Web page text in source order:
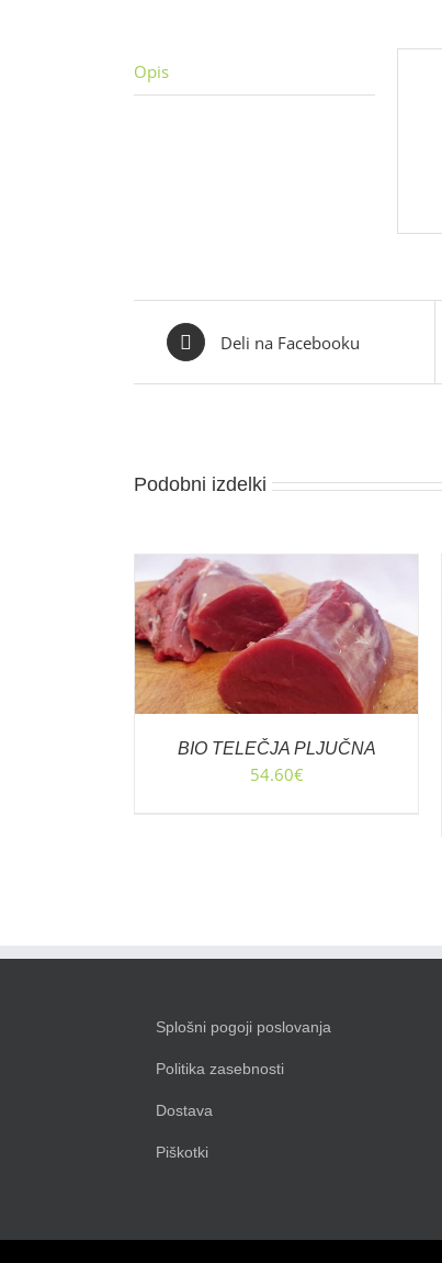
Opis
Deli na Facebooku
Podobni izdelki
BIO TELEČJA PLJUČNA
54.60€
DODAJ V KOŠARICO
/
PODROBNOSTI
Splošni pogoji poslovanja
Politika zasebnosti
Dostava
Piškotki